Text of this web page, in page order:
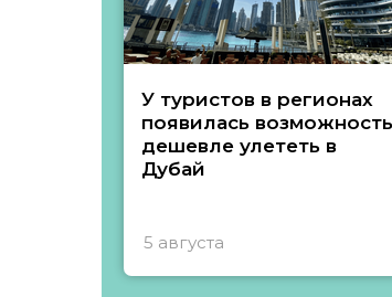
У туристов в регионах
появилась возможность
дешевле улететь в
Дубай
5 августа